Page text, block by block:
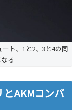
ート、1と2、3と4の同
る
AKMコンバ